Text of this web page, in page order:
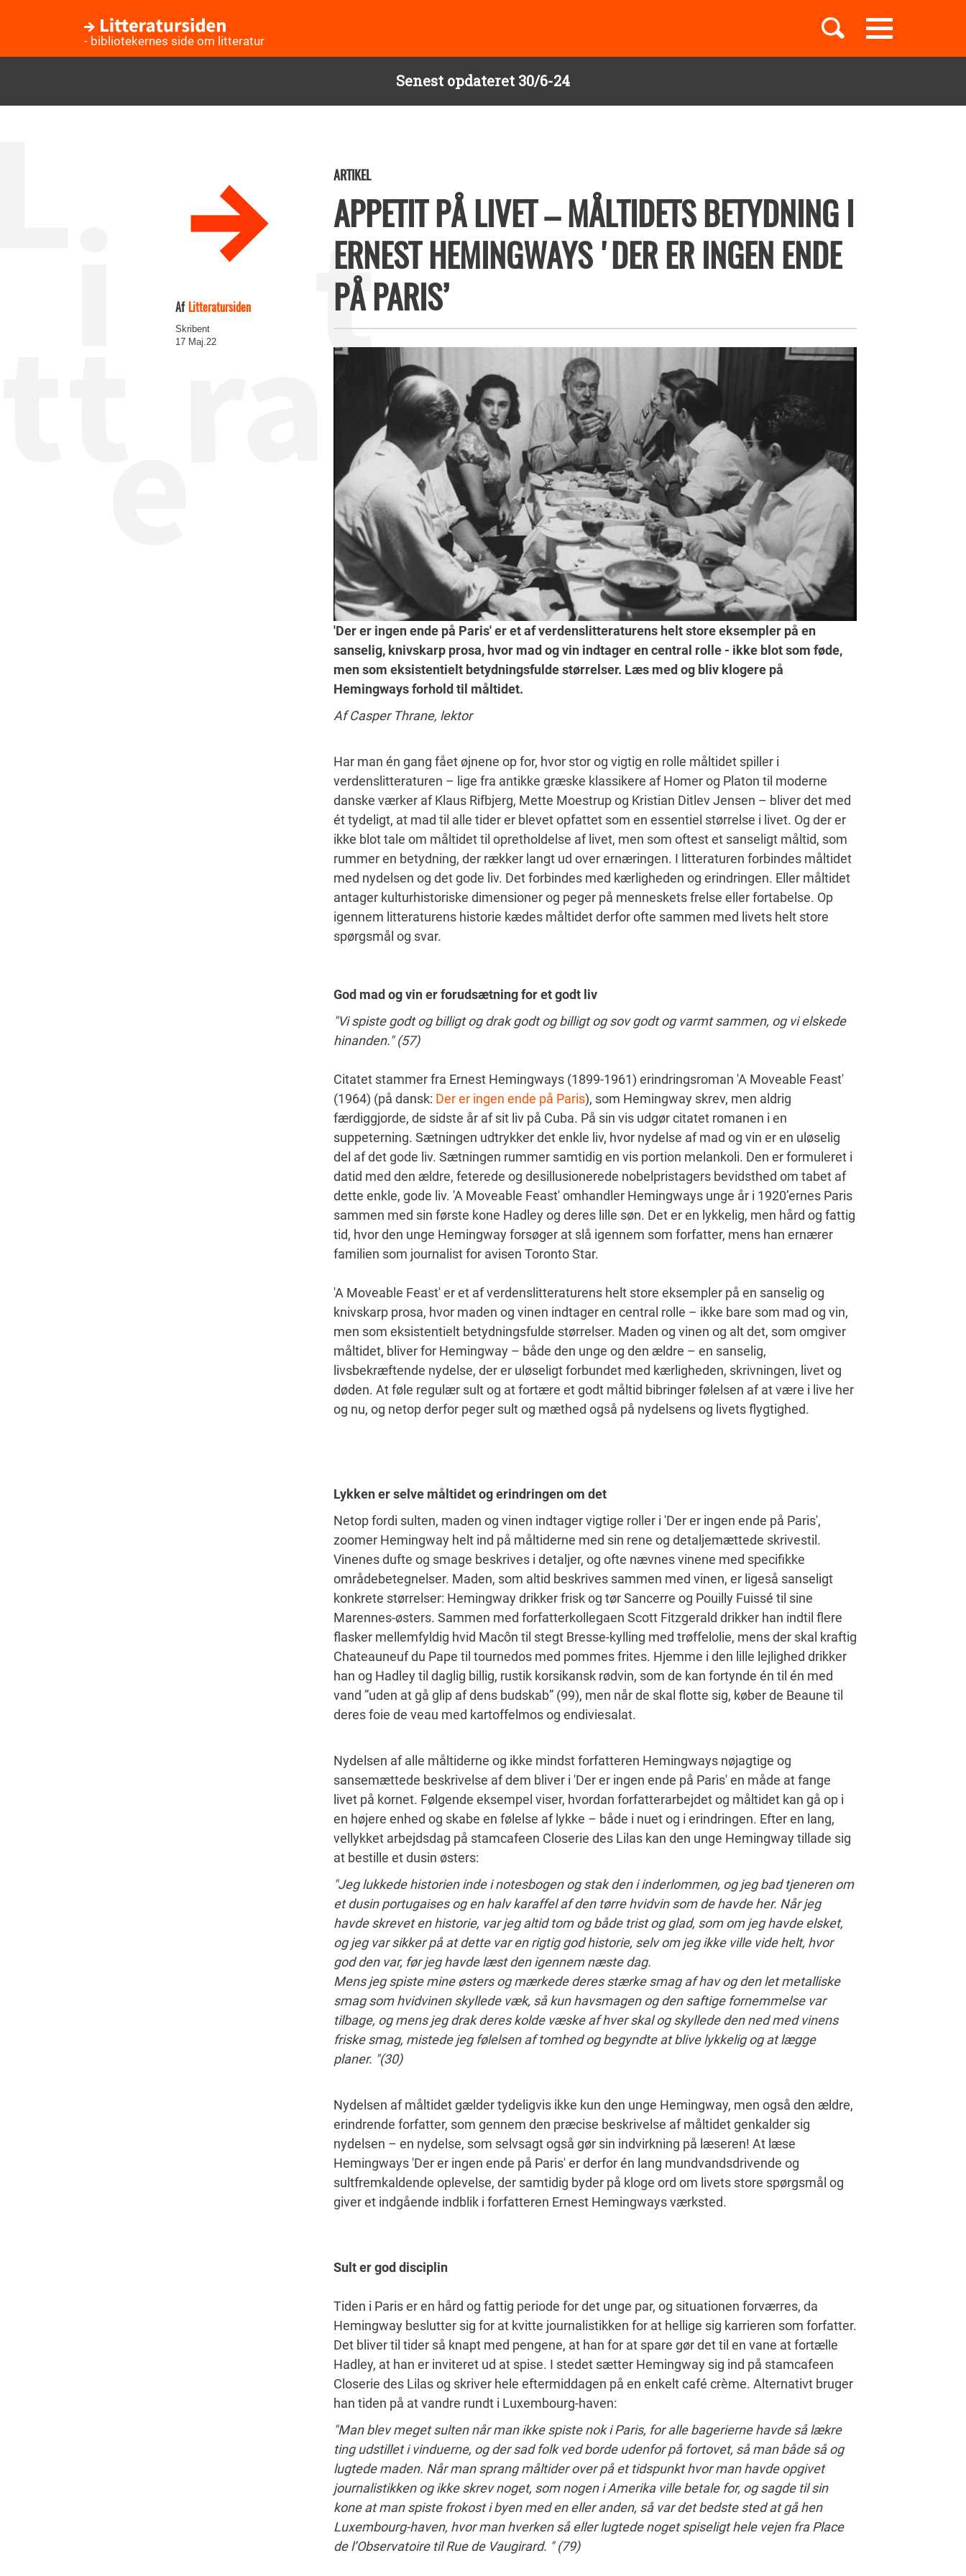
Senest opdateret 30/6-24
Toggle
navigation
- bibliotekernes side om litteratur
Børnebøger
Temaer
Af Litteratursiden
Skribent
17 Maj.22
ARTIKEL
APPETIT PÅ LIVET – MÅLTIDETS BETYDNING I
ERNEST HEMINGWAYS 'DER ER INGEN ENDE
PÅ PARIS’
'Der er ingen ende på Paris' er et af verdenslitteraturens helt store eksempler på en
sanselig, knivskarp prosa, hvor mad og vin indtager en central rolle - ikke blot som føde,
men som eksistentielt betydningsfulde størrelser. Læs med og bliv klogere på
Hemingways forhold til måltidet.
Af Casper Thrane, lektor
Har man én gang fået øjnene op for, hvor stor og vigtig en rolle måltidet spiller i
verdenslitteraturen – lige fra antikke græske klassikere af Homer og Platon til moderne
danske værker af Klaus Rifbjerg, Mette Moestrup og Kristian Ditlev Jensen – bliver det med
ét tydeligt, at mad til alle tider er blevet opfattet som en essentiel størrelse i livet. Og der er
ikke blot tale om måltidet til opretholdelse af livet, men som oftest et sanseligt måltid, som
rummer en betydning, der rækker langt ud over ernæringen. I litteraturen forbindes måltidet
med nydelsen og det gode liv. Det forbindes med kærligheden og erindringen. Eller måltidet
antager kulturhistoriske dimensioner og peger på menneskets frelse eller fortabelse. Op
igennem litteraturens historie kædes måltidet derfor ofte sammen med livets helt store
spørgsmål og svar.
God mad og vin er forudsætning for et godt liv
"Vi spiste godt og billigt og drak godt og billigt og sov godt og varmt sammen, og vi elskede
hinanden." (57)
Citatet stammer fra Ernest Hemingways (1899-1961) erindringsroman 'A Moveable Feast'
(1964) (på dansk: Der er ingen ende på Paris), som Hemingway skrev, men aldrig
færdiggjorde, de sidste år af sit liv på Cuba. På sin vis udgør citatet romanen i en
suppeterning. Sætningen udtrykker det enkle liv, hvor nydelse af mad og vin er en uløselig
del af det gode liv. Sætningen rummer samtidig en vis portion melankoli. Den er formuleret i
datid med den ældre, feterede og desillusionerede nobelpristagers bevidsthed om tabet af
dette enkle, gode liv. 'A Moveable Feast' omhandler Hemingways unge år i 1920’ernes Paris
sammen med sin første kone Hadley og deres lille søn. Det er en lykkelig, men hård og fattig
tid, hvor den unge Hemingway forsøger at slå igennem som forfatter, mens han ernærer
familien som journalist for avisen Toronto Star.
'A Moveable Feast' er et af verdenslitteraturens helt store eksempler på en sanselig og
knivskarp prosa, hvor maden og vinen indtager en central rolle – ikke bare som mad og vin,
men som eksistentielt betydningsfulde størrelser. Maden og vinen og alt det, som omgiver
måltidet, bliver for Hemingway – både den unge og den ældre – en sanselig,
livsbekræftende nydelse, der er uløseligt forbundet med kærligheden, skrivningen, livet og
døden. At føle regulær sult og at fortære et godt måltid bibringer følelsen af at være i live her
og nu, og netop derfor peger sult og mæthed også på nydelsens og livets flygtighed.
Lykken er selve måltidet og erindringen om det
Netop fordi sulten, maden og vinen indtager vigtige roller i 'Der er ingen ende på Paris',
zoomer Hemingway helt ind på måltiderne med sin rene og detaljemættede skrivestil.
Vinenes dufte og smage beskrives i detaljer, og ofte nævnes vinene med specifikke
områdebetegnelser. Maden, som altid beskrives sammen med vinen, er ligeså sanseligt
konkrete størrelser: Hemingway drikker frisk og tør Sancerre og Pouilly Fuissé til sine
Marennes-østers. Sammen med forfatterkollegaen Scott Fitzgerald drikker han indtil flere
flasker mellemfyldig hvid Macôn til stegt Bresse-kylling med trøffelolie, mens der skal kraftig
Chateauneuf du Pape til tournedos med pommes frites. Hjemme i den lille lejlighed drikker
han og Hadley til daglig billig, rustik korsikansk rødvin, som de kan fortynde én til én med
vand ”uden at gå glip af dens budskab” (99), men når de skal flotte sig, køber de Beaune til
deres foie de veau med kartoffelmos og endiviesalat.
Nydelsen af alle måltiderne og ikke mindst forfatteren Hemingways nøjagtige og
sansemættede beskrivelse af dem bliver i 'Der er ingen ende på Paris' en måde at fange
livet på kornet. Følgende eksempel viser, hvordan forfatterarbejdet og måltidet kan gå op i
en højere enhed og skabe en følelse af lykke – både i nuet og i erindringen. Efter en lang,
vellykket arbejdsdag på stamcafeen Closerie des Lilas kan den unge Hemingway tillade sig
at bestille et dusin østers:
"Jeg lukkede historien inde i notesbogen og stak den i inderlommen, og jeg bad tjeneren om
et dusin portugaises og en halv karaffel af den tørre hvidvin som de havde her. Når jeg
havde skrevet en historie, var jeg altid tom og både trist og glad, som om jeg havde elsket,
og jeg var sikker på at dette var en rigtig god historie, selv om jeg ikke ville vide helt, hvor
god den var, før jeg havde læst den igennem næste dag.
Mens jeg spiste mine østers og mærkede deres stærke smag af hav og den let metalliske
smag som hvidvinen skyllede væk, så kun havsmagen og den saftige fornemmelse var
tilbage, og mens jeg drak deres kolde væske af hver skal og skyllede den ned med vinens
friske smag, mistede jeg følelsen af tomhed og begyndte at blive lykkelig og at lægge
planer. "(30)
Nydelsen af måltidet gælder tydeligvis ikke kun den unge Hemingway, men også den ældre,
erindrende forfatter, som gennem den præcise beskrivelse af måltidet genkalder sig
nydelsen – en nydelse, som selvsagt også gør sin indvirkning på læseren! At læse
Hemingways 'Der er ingen ende på Paris' er derfor én lang mundvandsdrivende og
sultfremkaldende oplevelse, der samtidig byder på kloge ord om livets store spørgsmål og
giver et indgående indblik i forfatteren Ernest Hemingways værksted.
Sult er god disciplin
Tiden i Paris er en hård og fattig periode for det unge par, og situationen forværres, da
Hemingway beslutter sig for at kvitte journalistikken for at hellige sig karrieren som forfatter.
Det bliver til tider så knapt med pengene, at han for at spare gør det til en vane at fortælle
Hadley, at han er inviteret ud at spise. I stedet sætter Hemingway sig ind på stamcafeen
Closerie des Lilas og skriver hele eftermiddagen på en enkelt café crème. Alternativt bruger
han tiden på at vandre rundt i Luxembourg-haven:
"Man blev meget sulten når man ikke spiste nok i Paris, for alle bagerierne havde så lækre
ting udstillet i vinduerne, og der sad folk ved borde udenfor på fortovet, så man både så og
lugtede maden. Når man sprang måltider over på et tidspunkt hvor man havde opgivet
journalistikken og ikke skrev noget, som nogen i Amerika ville betale for, og sagde til sin
kone at man spiste frokost i byen med en eller anden, så var det bedste sted at gå hen
Luxembourg-haven, hvor man hverken så eller lugtede noget spiseligt hele vejen fra Place
de l’Observatoire til Rue de Vaugirard. " (79)